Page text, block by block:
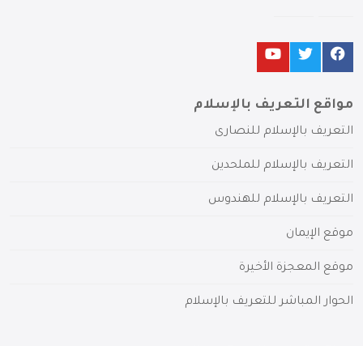
مواقع التعريف بالإسلام
التعريف بالإسلام للنصارى
التعريف بالإسلام للملحدين
التعريف بالإسلام للهندوس
موقع الإيمان
موقع المعجزة الأخيرة
الحوار المباشر للتعريف بالإسلام